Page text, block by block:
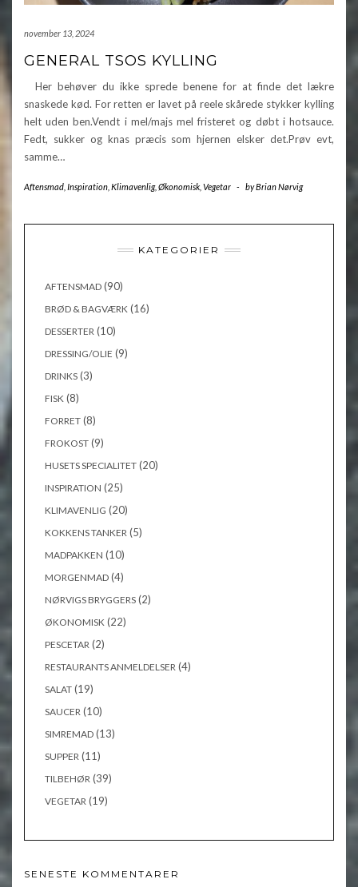
november 13, 2024
GENERAL TSOS KYLLING
Her behøver du ikke sprede benene for at finde det lækre
snaskede kød. For retten er lavet på reele skårede stykker kylling
helt uden ben.Vendt i mel/majs mel fristeret og døbt i hotsauce.
Fedt, sukker og knas præcis som hjernen elsker det.Prøv evt,
samme…
Aftensmad Inspiration Klimavenlig, Økonomisk Vegetar - byBrian Nørvig
KATEGORIER
AFTENSMAD (90)
BRØD & BAGVÆRK (16)
DESSERTER (10)
DRESSING/OLIE (9)
DRINKS (3)
FISK (8)
FORRET (8)
FROKOST (9)
HUSETS SPECIALITET (20)
INSPIRATION (25)
KLIMAVENLIG (20)
KOKKENS TANKER (5)
MADPAKKEN (10)
MORGENMAD (4)
NØRVIGS BRYGGERS (2)
ØKONOMISK (22)
PESCETAR (2)
RESTAURANTS ANMELDELSER (4)
SALAT (19)
SAUCER (10)
SIMREMAD (13)
SUPPER (11)
TILBEHØR (39)
VEGETAR (19)
SENESTE KOMMENTARER